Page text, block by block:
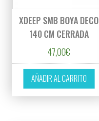
XDEEP SMB BOYA DECO
140 CM CERRADA
47,00€
AÑADIR AL CARRITO